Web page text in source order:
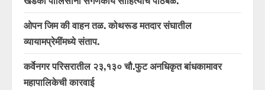
ओपन जिम की वाहन तळ. कोथरूड मतदार संघातील
व्यायामप्रेमींमध्ये संताप.
कर्वेनगर परिसरातील २३,१३० चौ.फुट अनधिकृत बांधकामावर
महापालिकेची कारवाई